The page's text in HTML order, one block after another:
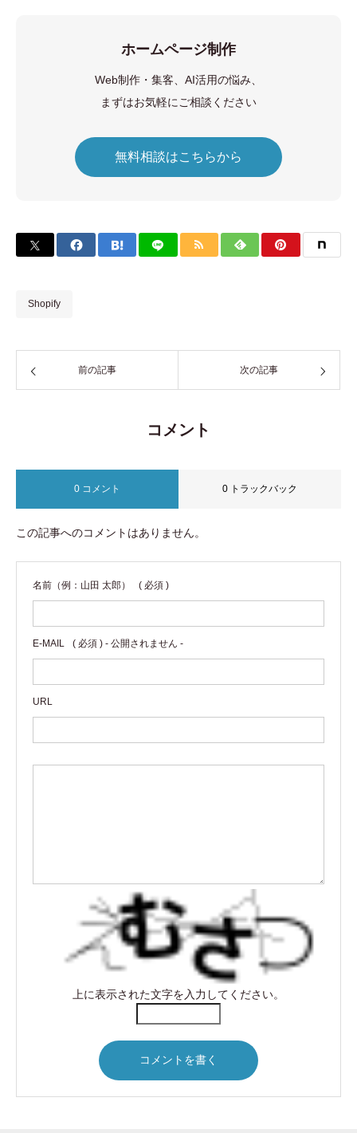
ホームページ制作
Web制作・集客、AI活用の悩み、
まずはお気軽にご相談ください
無料相談はこちらから
Shopify
前の記事 次の記事
コメント
0 コメント 0 トラックバック
この記事へのコメントはありません。
名前（例：山田 太郎） ( 必須 )
E-MAIL ( 必須 ) - 公開されません -
URL
上に表示された文字を入力してください。